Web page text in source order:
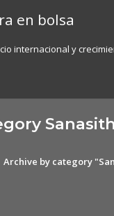
en bolsa
internacional y
Archive by category